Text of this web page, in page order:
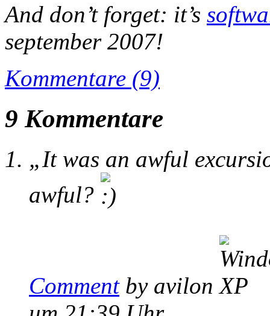
And don’t forget: it’s
september 2007!
Kommentare (9)
9 Kommentare
„It was an awful
awful?
Commentby avilon